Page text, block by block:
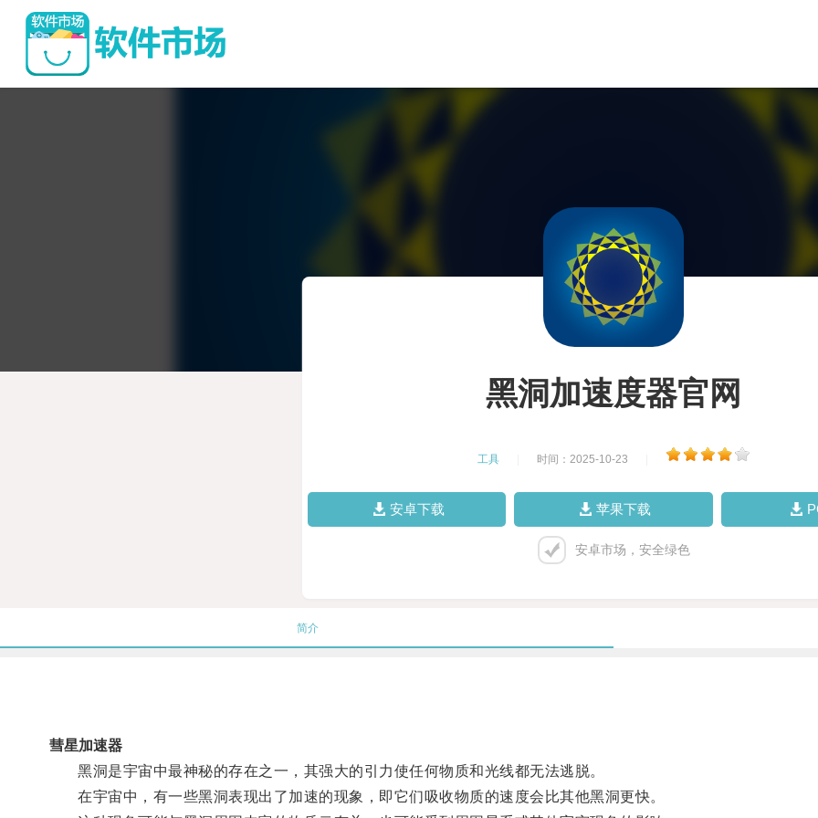
黑洞加速度器官网
工具 时间：2025-10-23
安卓下载 苹果下载
安卓市场，安全绿色
简介
彗星加速器
黑洞是宇宙中最神秘的存在之一，其强大的引力使任何物质和光线都无法逃脱。
在宇宙中，有一些黑洞表现出了加速的现象，即它们吸收物质的速度会比其他黑洞更快。